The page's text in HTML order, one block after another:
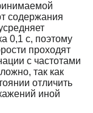
содержания
0,1 с, поэтому
проходят
с частотами
так как
отличить
иной